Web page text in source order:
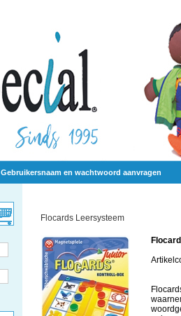
Gebruikersnaam en wachtwoord aanvragen
Flocards Leersysteem